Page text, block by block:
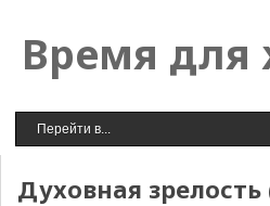
Время для
Духовная зрелость